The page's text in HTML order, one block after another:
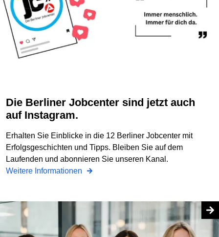
Die Berliner Jobcenter sind jetzt auch
auf Instagram.
Erhalten Sie Einblicke in die 12 Berliner Jobcenter mit
Erfolgsgeschichten und Tipps. Bleiben Sie auf dem
Laufenden und abonnieren Sie unseren Kanal.
Weitere Informationen